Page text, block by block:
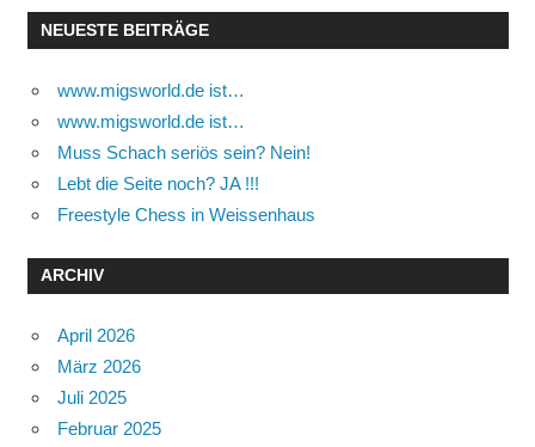
NEUESTE BEITRÄGE
www.migsworld.de ist…
www.migsworld.de ist…
Muss Schach seriös sein? Nein!
Lebt die Seite noch? JA !!!
Freestyle Chess in Weissenhaus
ARCHIV
April 2026
März 2026
Juli 2025
Februar 2025